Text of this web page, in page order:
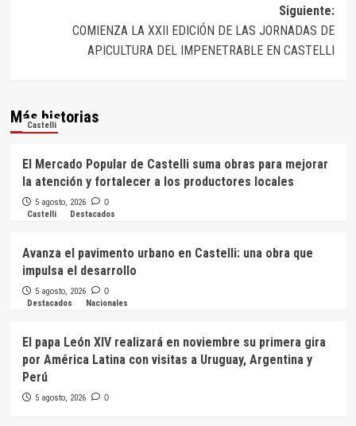
Siguiente:
COMIENZA LA XXII EDICIÓN DE LAS JORNADAS DE
APICULTURA DEL IMPENETRABLE EN CASTELLI
Más historias
Castelli
El Mercado Popular de Castelli suma obras para mejorar
la atención y fortalecer a los productores locales
5 agosto, 2026 0
Castelli Destacados
Avanza el pavimento urbano en Castelli: una obra que
impulsa el desarrollo
5 agosto, 2026 0
Destacados Nacionales
El papa León XIV realizará en noviembre su primera gira
por América Latina con visitas a Uruguay, Argentina y
Perú
5 agosto, 2026 0